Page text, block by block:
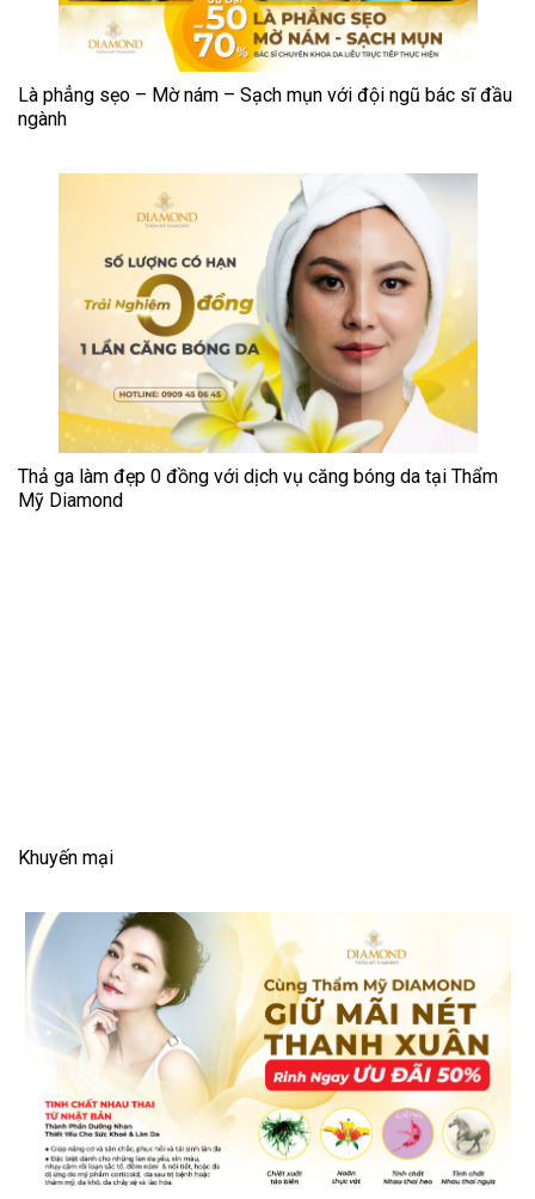
Là phẳng sẹo – Mờ nám – Sạch mụn với đội ngũ bác sĩ đầu
ngành
Thả ga làm đẹp 0 đồng với dịch vụ căng bóng da tại Thẩm
Mỹ Diamond
Khuyến mại